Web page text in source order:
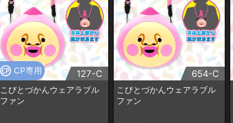
CP専用 127-C
こびとづかんウェアラブル
ファン
654-C
こびとづかんウェアラブル
ファン